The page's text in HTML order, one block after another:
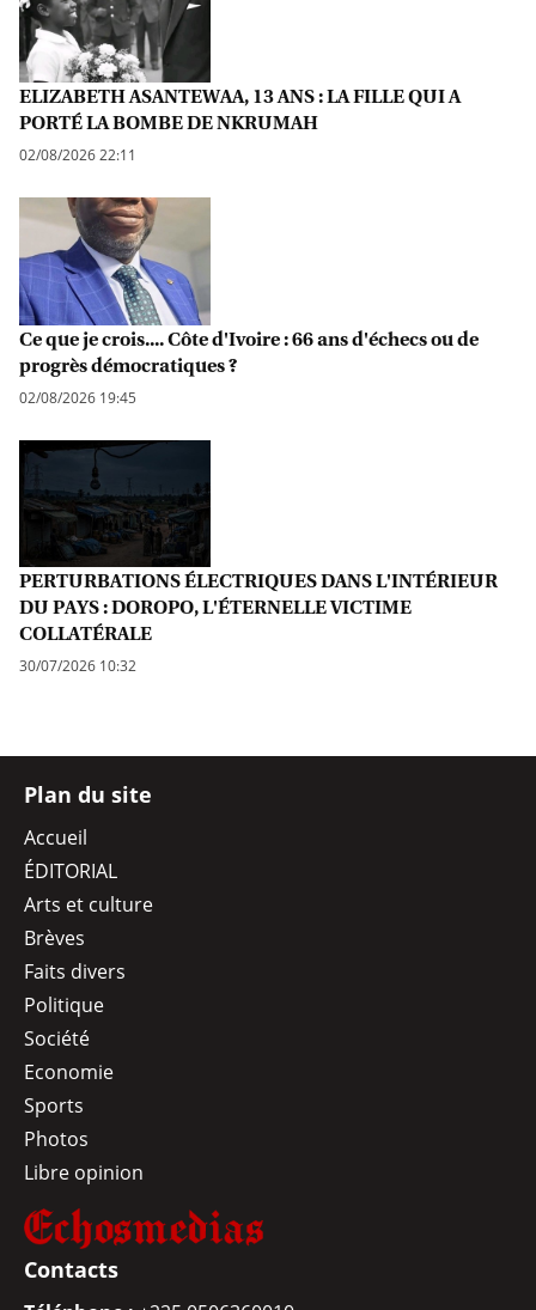
ELIZABETH ASANTEWAA, 13 ANS : LA FILLE QUI A
PORTÉ LA BOMBE DE NKRUMAH
02/08/2026 22:11
Ce que je crois.... Côte d'Ivoire : 66 ans d'échecs ou de
progrès démocratiques ?
02/08/2026 19:45
PERTURBATIONS ÉLECTRIQUES DANS L'INTÉRIEUR
DU PAYS : DOROPO, L'ÉTERNELLE VICTIME
COLLATÉRALE
30/07/2026 10:32
Plan du site
Accueil
ÉDITORIAL
Arts et culture
Brèves
Faits divers
Politique
Société
Economie
Sports
Photos
Libre opinion
Contacts